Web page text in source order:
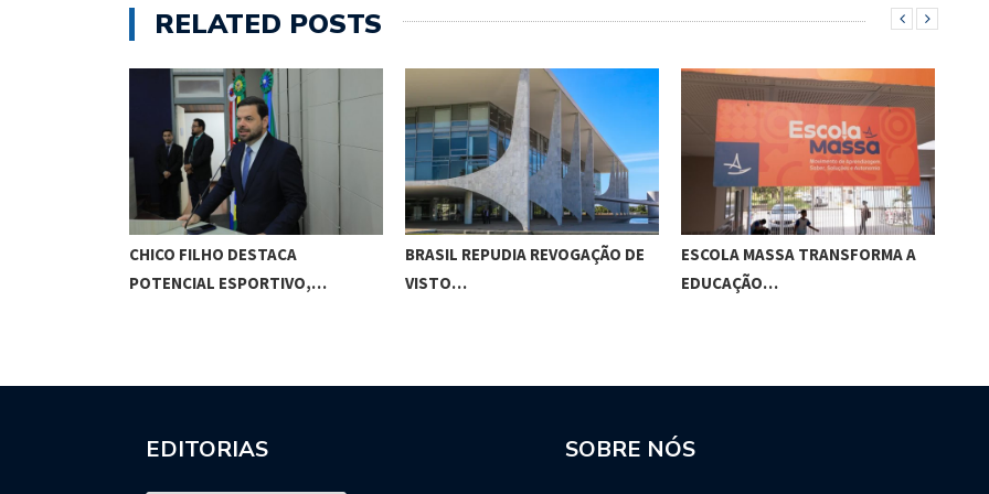
RELATED POSTS
CHICO FILHO DESTACA
POTENCIAL ESPORTIVO,…
BRASIL REPUDIA REVOGAÇÃO DE
VISTO…
ESCOLA MASSA TRANSFORMA A
EDUCAÇÃO…
EDITORIAS SOBRE NÓS